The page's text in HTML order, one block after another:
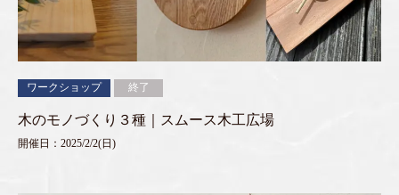
木のモノづくり３種｜スムース木工広場
ワークショップ 終了
開催日：2025/2/2(日)